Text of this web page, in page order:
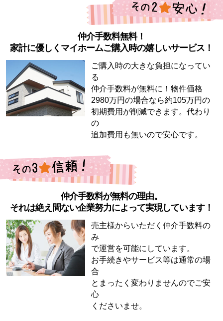
仲介手数料無料！
家計に優しくマイホームご購入時の嬉しいサービス！
ご購入時の大きな負担になってい
る
仲介手数料が無料に！物件価格
2980万円の場合なら約105万円の
初期費用が削減できます。代わり
の
追加費用も無いので安心です。
仲介手数料が無料の理由。
それは絶え間ない企業努力によって実現しています！
売主様からいただく仲介手数料の
み
で運営を可能にしています。
お手続きやサービス等は通常の場
合
とまったく変わりませんのでご安
心
くださいませ。